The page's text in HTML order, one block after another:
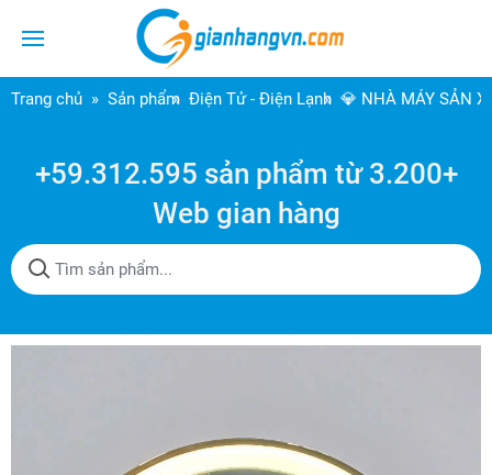
Trang chủ Sản phẩm Điện Tử - Điện Lạnh 💎 NHÀ MÁY SẢN
+59.312.595 sản phẩm từ 3.200+
Web gian hàng